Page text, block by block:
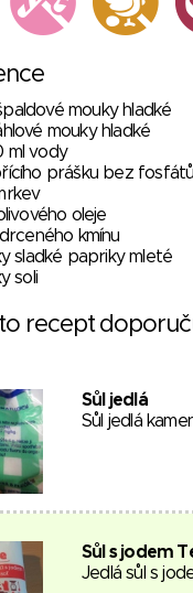
mouky hladké
mouky hladké
ml vody
prášku bez fosfátů
oleje
kmínu
sladké papriky mleté
soli
recept
Sůl jedlá
Sůl jedlá
Sůl s jodem
Jedlá sůl s